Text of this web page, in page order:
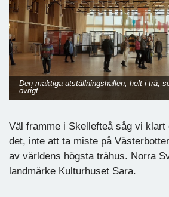
Den mäktiga utställningshallen, helt i trä,
övrigt
Väl framme i Skellefteå såg vi
det, inte att ta miste på
av världens högsta trähus. Norra
landmärke Kulturhuset Sara.